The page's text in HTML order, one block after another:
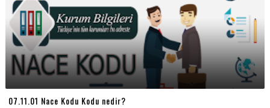
07.11.01 Nace Kodu Kodu nedir?